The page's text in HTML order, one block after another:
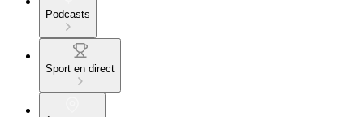
Podcasts
Sport en direct